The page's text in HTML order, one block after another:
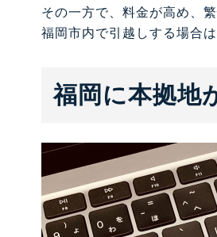
その一方で、料金が高め、
福岡市内で引越しする場合
福岡に本拠地